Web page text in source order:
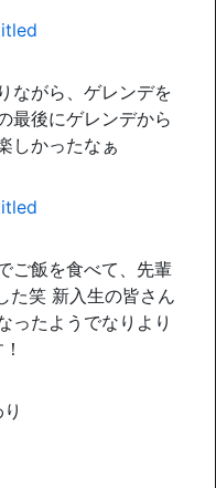
ながら、ゲレンデを
最後にゲレンデから
しかったなぁ
ご飯を食べて、先輩
た笑 新入生の皆さん
ったようでなりより